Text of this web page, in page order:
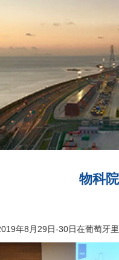
物科
年8月29日-30日在葡萄牙